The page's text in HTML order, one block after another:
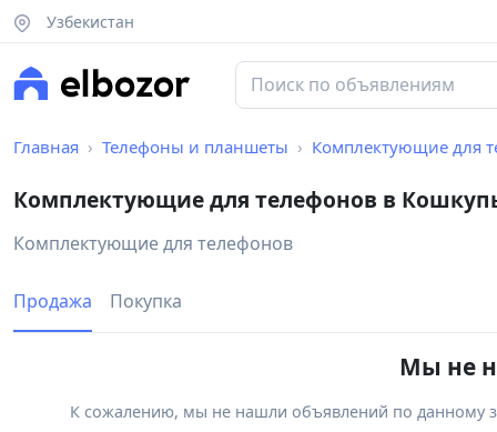
Узбекистан
Главная Телефоны и планшеты Комплектующие для
Комплектующие для телефонов в
Комплектующие для телефонов
Продажа Покупка
Мы не
К сожалению, мы не нашли объявлений по данному